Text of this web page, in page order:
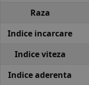
Raza
Indice incarcare
Indice viteza
Indice aderenta